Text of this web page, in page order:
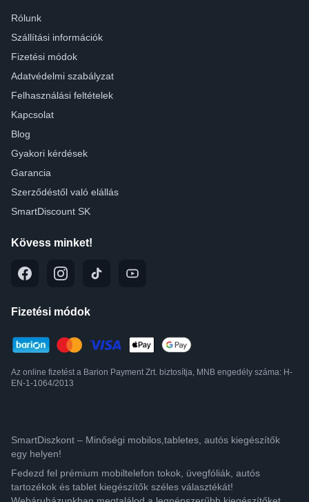
Rólunk
Szállítási információk
Fizetési módok
Adatvédelmi szabályzat
Felhasználási feltételek
Kapcsolat
Blog
Gyakori kérdések
Garancia
Szerződéstől való elállás
SmartDiscount SK
Kövess minket!
Fizetési módok
Az online fizetést a Barion Payment Zrt. biztosítja, MNB engedély száma: H-
EN-1-1064/2013
SmartDiszkont – Minőségi mobilos,tabletes, autós kiegészítők
egy helyen!
Fedezd fel prémium mobiltelefon tokok, üvegfóliák, autós
tartozékok és tablet kiegészítők széles választékát!